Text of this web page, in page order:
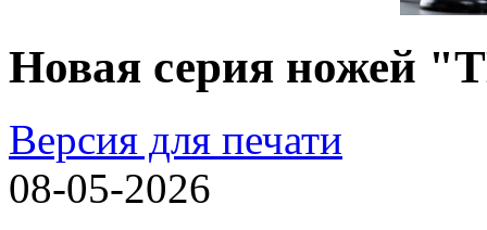
Новая серия ножей
Версия для печати
08-05-2026